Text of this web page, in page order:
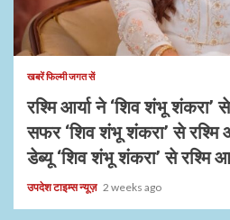
1 min read
खबरें फिल्मी जगत सें
रश्मि आर्या ने ‘शिव शंभू शंकरा’
सफर ‘शिव शंभू शंकरा’ से रश्मि
डेब्यू ‘शिव शंभू शंकरा’ से रश्मि
उपदेश टाइम्स न्यूज़ 2 weeks ago